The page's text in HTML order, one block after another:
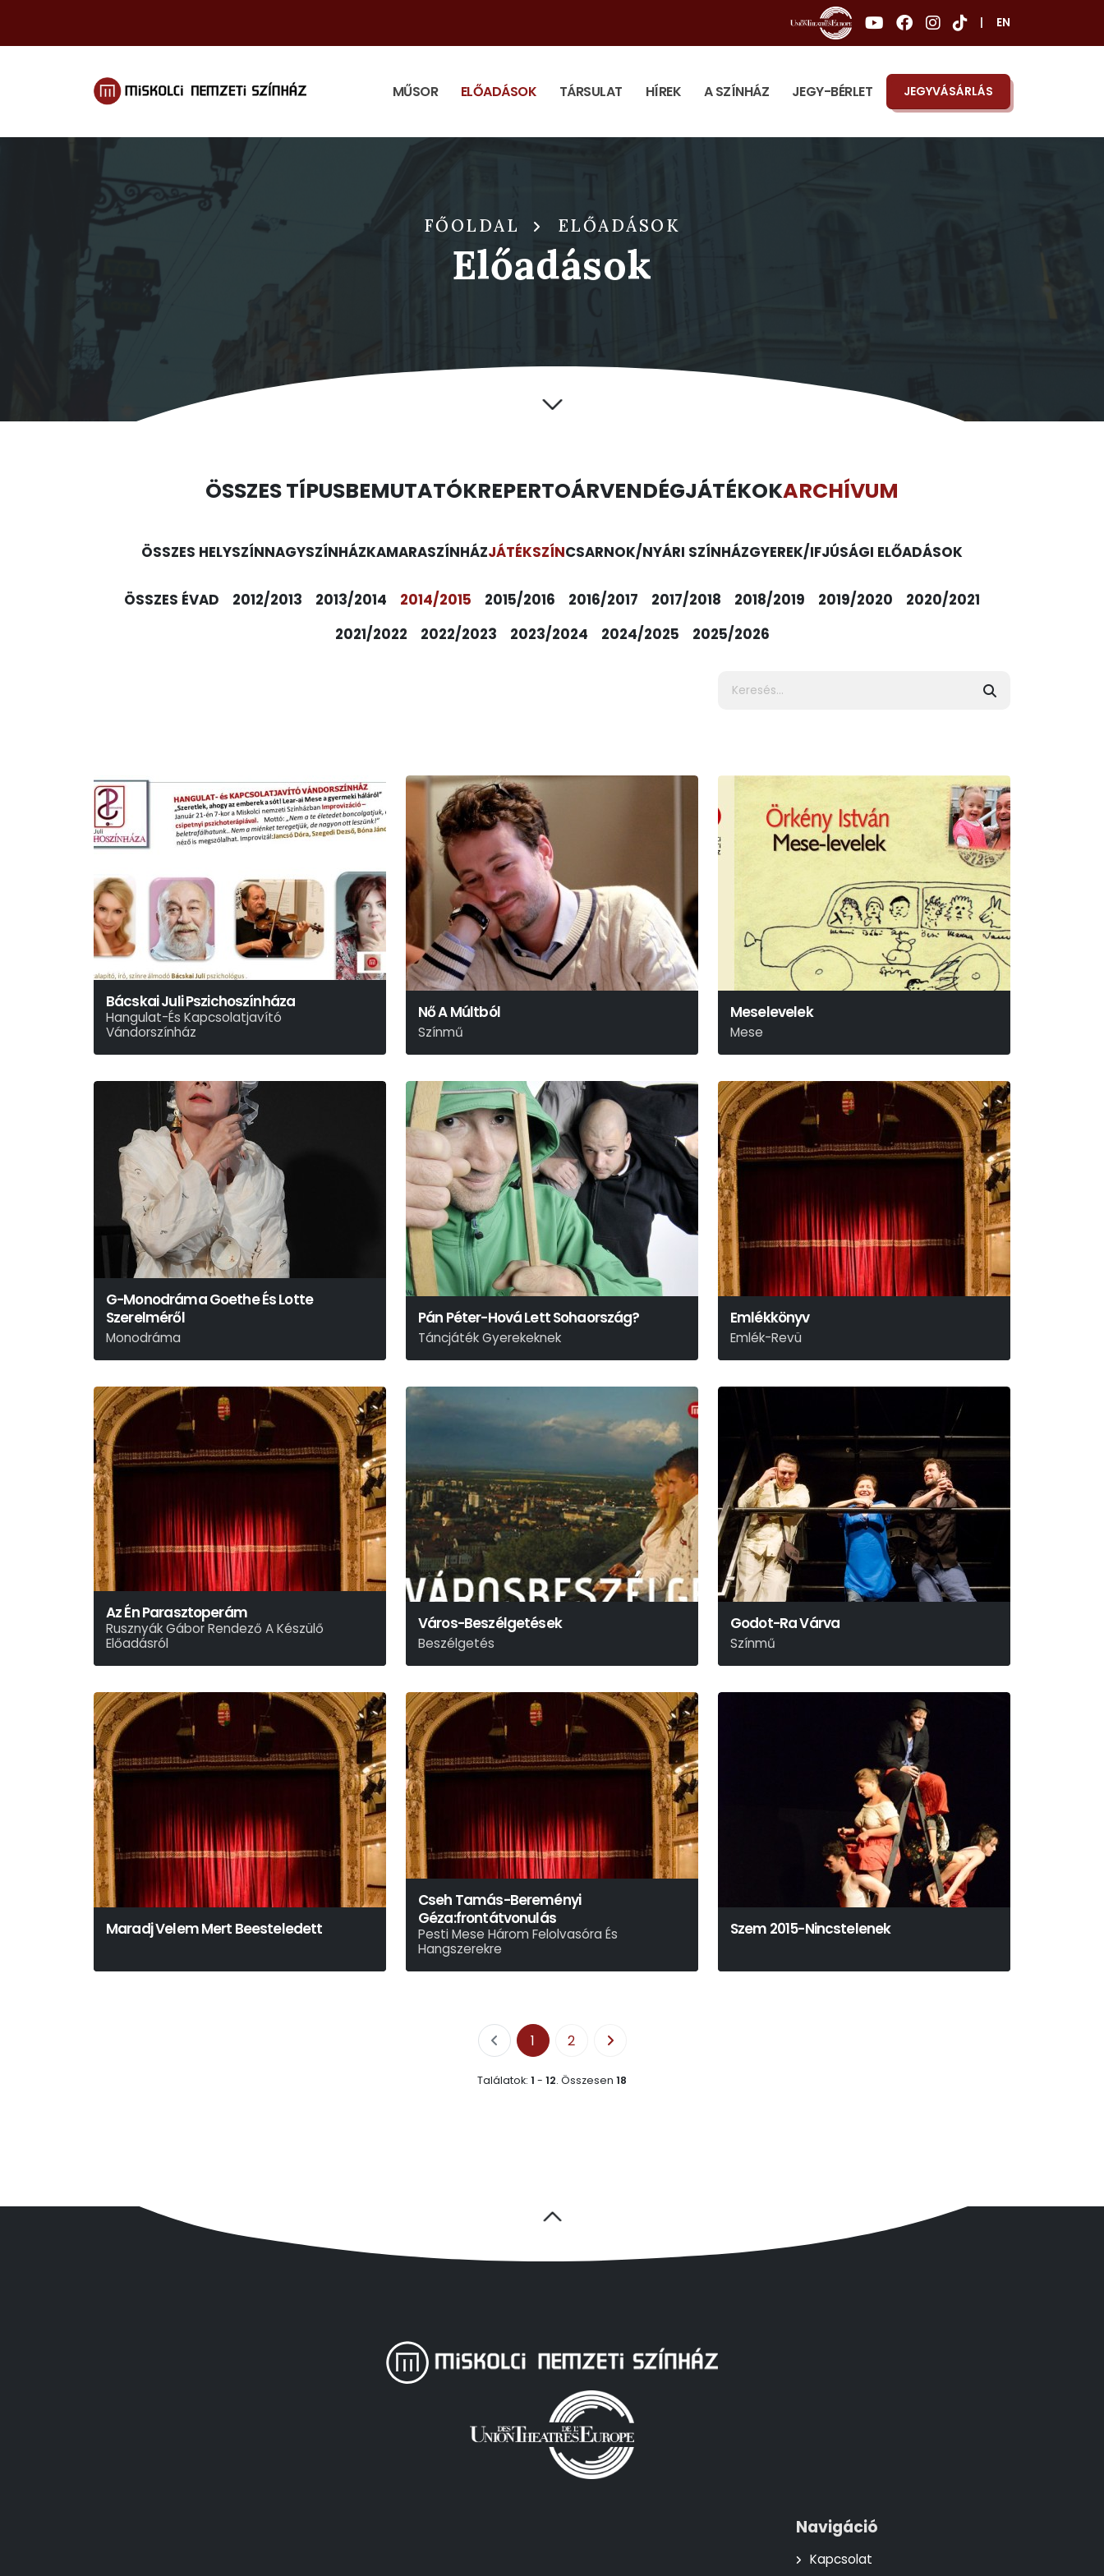
EN
MŰSOR ELŐADÁSOK TÁRSULAT HÍREK A SZÍNHÁZ JEGY-BÉRLET JEGYVÁSÁRLÁS
FŐOLDAL ELŐADÁSOK
Előadások
ÖSSZES TÍPUSBEMUTATÓKREPERTOÁRVENDÉGJÁTÉKOKARCHÍVUM
ÖSSZES HELYSZÍNNAGYSZÍNHÁZKAMARASZÍNHÁZJÁTÉKSZÍNCSARNOK/NYÁRI SZÍNHÁZGYEREK/IFJÚSÁGI ELŐADÁSOK
ÖSSZES ÉVAD 2012/2013 2013/2014 2014/2015 2015/2016 2016/2017 2017/2018 2018/2019 2019/2020
2020/2021
2021/2022
2022/2023 2023/2024 2024/2025 2025/2026
Bácskai Juli Pszichoszínháza
Hangulat-És Kapcsolatjavító
Vándorszínház
Nő A Múltból
Színmű
Roland Schimmelpfennig
Meselevelek
Mese
Örkény István
G-Monodráma Goethe És Lotte
Szerelméről
Monodráma
Peter Hacks
Pán Péter-Hová Lett Sohaország?
Táncjáték Gyerekeknek
J.m.barrie Meséje Alapján
Emlékkönyv
Emlék-Revü
Az Én Parasztoperám
Rusznyák Gábor Rendező A Készülő
Előadásról
Város-Beszélgetések
Beszélgetés
Godot-Ra Várva
Színmű
Samuel Beckett
Maradj Velem Mert Beesteledett
Cseh Tamás-Bereményi
Géza:frontátvonulás
Pesti Mese Három Felolvasóra És
Hangszerekre
Szem 2015-Nincstelenek
1 2
Találatok: 1 - 12. Összesen 18
Navigáció
Kapcsolat